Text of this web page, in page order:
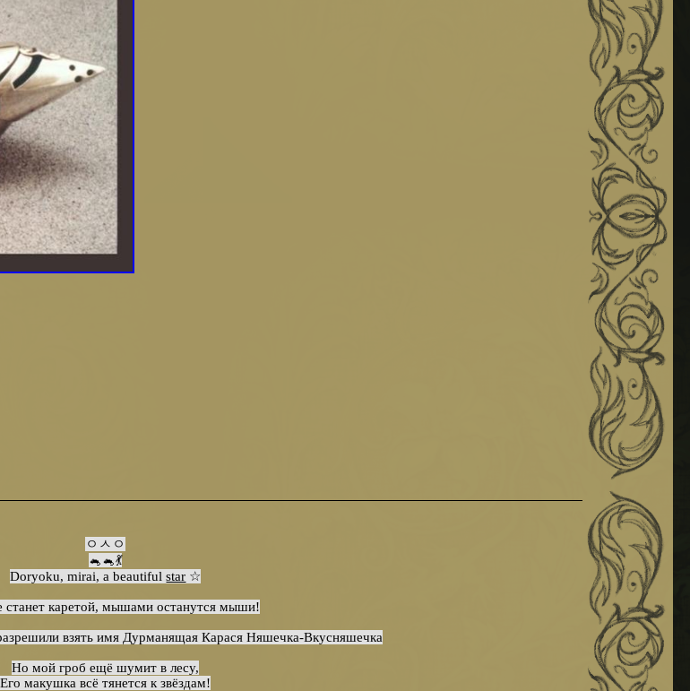
ㅇㅅㅇ
🐁🐁💃
Doryoku, mirai, a beautifulstar ☆
станет каретой, мышами останутся мыши!
взять имя Дурманящая Карася Няшечка-Вкусняшечка
Но мой гроб ещё шумит в лесу,
Его макушка всё тянется к звёздам!